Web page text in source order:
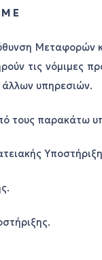
Μ Ε
Μεταφορών
τις νόμιμες
άλλων υπηρεσιών.
τους παρακάτω